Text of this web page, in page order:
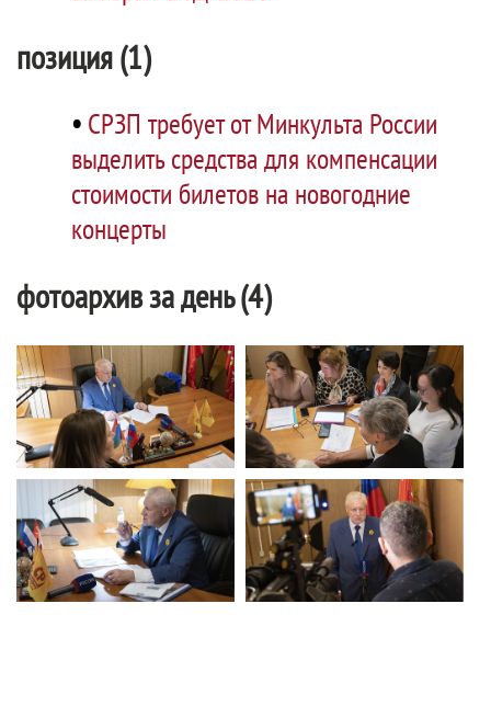
позиция (1)
• СРЗП требует от Минкульта России
выделить средства для компенсации
стоимости билетов на новогодние
концерты
фотоархив за день (4)